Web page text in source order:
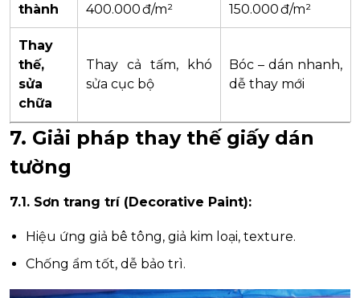
thành
400.000 đ/m²
150.000 đ/m²
Thay
thế,
sửa
chữa
Thay cả tấm, khó
sửa cục bộ
Bóc – dán nhanh,
dễ thay mới
7. Giải pháp thay thế giấy dán
tường
7.1. Sơn trang trí (Decorative Paint):
Hiệu ứng giả bê tông, giả kim loại, texture.
Chống ẩm tốt, dễ bảo trì.